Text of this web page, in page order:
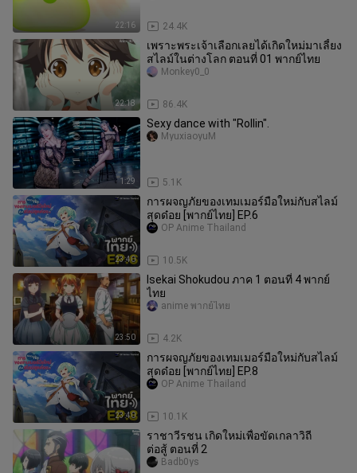
22:16 24.4K
22:18
เพราะพระเจ้าเลือกเลยได้เกิดใหม่มาเลี้ยง
สไลม์ในต่างโลก ตอนที่ 01 พากย์ไทย
86.4K
Monkey0_0
1:29
Sexy dance with "Rollin".
5.1K
MyuxiaoyuM
23:40
การผจญภัยของเทมเมอร์มือใหม่กับสไลม์
สุดด๋อย [พากย์ไทย] EP.6
10.5K
OP Anime Thailand
23:50
Isekai Shokudou ภาค 1 ตอนที่ 4 พากย์
ไทย
4.2K
anime พากย์ไทย
23:40
การผจญภัยของเทมเมอร์มือใหม่กับสไลม์
สุดด๋อย [พากย์ไทย] EP.8
10.1K
OP Anime Thailand
ราชาวีรชน เกิดใหม่เพื่อขัดเกลาวิถี
ต่อสู้ ตอนที่ 2
Badb0ys